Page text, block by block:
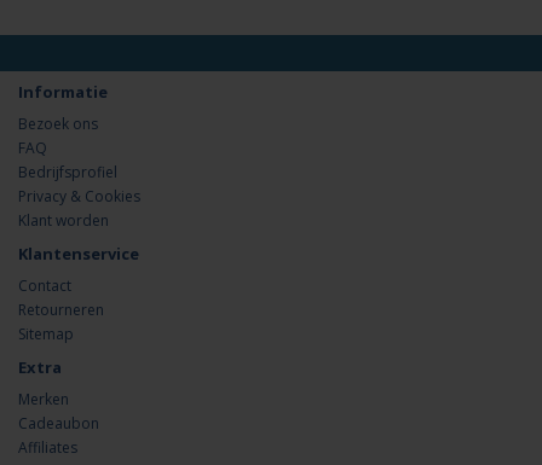
Informatie
Bezoek ons
FAQ
Bedrijfsprofiel
Privacy & Cookies
Klant worden
Klantenservice
Contact
Retourneren
Sitemap
Extra
Merken
Cadeaubon
Affiliates